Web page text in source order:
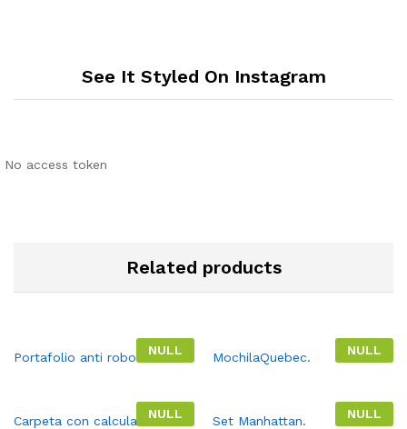
See It Styled On Instagram
No access token
Related products
NULL
Portafolio anti robo. NULL
MochilaQuebec.
NULL
Carpeta con calculadora. NULL
Set Manhattan.